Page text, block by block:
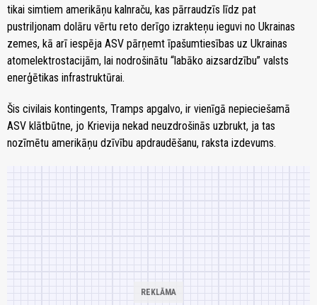
tikai simtiem amerikāņu kalnraču, kas pārraudzīs līdz pat
pustriljonam dolāru vērtu reto derīgo izrakteņu ieguvi no Ukrainas
zemes, kā arī iespēja ASV pārņemt īpašumtiesības uz Ukrainas
atomelektrostacijām, lai nodrošinātu “labāko aizsardzību” valsts
enerģētikas infrastruktūrai.
Šis civilais kontingents, Tramps apgalvo, ir vienīgā nepieciešamā
ASV klātbūtne, jo Krievija nekad neuzdrošinās uzbrukt, ja tas
nozīmētu amerikāņu dzīvību apdraudēšanu, raksta izdevums.